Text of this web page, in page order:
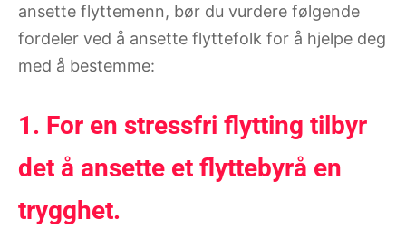
ansette flyttemenn, bør du vurdere følgende
fordeler ved å ansette flyttefolk for å hjelpe deg
med å bestemme:
1. For en stressfri flytting tilbyr
det å ansette et flyttebyrå en
trygghet.